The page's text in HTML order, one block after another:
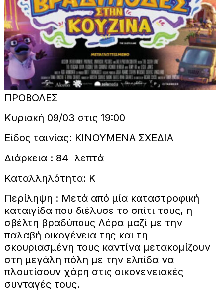
ΠΡΟΒΟΛΕΣ
Κυριακή 09/03 στις 19:00
Είδος ταινίας: ΚΙΝΟΥΜΕΝΑ ΣΧΕΔΙΑ
Διάρκεια : 84 λεπτά
Καταλληλότητα: Κ
Περίληψη : Μετά από μία καταστροφική
καταιγίδα που διέλυσε το σπίτι τους, η
σβέλτη βραδύπους Λόρα μαζί με την
παλαβή οικογένεια της και τη
σκουριασμένη τους καντίνα μετακομίζουν
στη μεγάλη πόλη με την ελπίδα να
πλουτίσουν χάρη στις οικογενειακές
συνταγές τους.